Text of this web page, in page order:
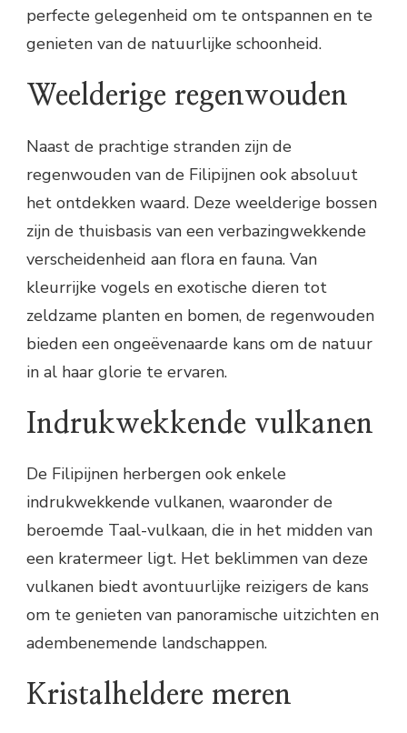
perfecte gelegenheid om te ontspannen en te
genieten van de natuurlijke schoonheid.
Weelderige regenwouden
Naast de prachtige stranden zijn de
regenwouden van de Filipijnen ook absoluut
het ontdekken waard. Deze weelderige bossen
zijn de thuisbasis van een verbazingwekkende
verscheidenheid aan flora en fauna. Van
kleurrijke vogels en exotische dieren tot
zeldzame planten en bomen, de regenwouden
bieden een ongeëvenaarde kans om de natuur
in al haar glorie te ervaren.
Indrukwekkende vulkanen
De Filipijnen herbergen ook enkele
indrukwekkende vulkanen, waaronder de
beroemde Taal-vulkaan, die in het midden van
een kratermeer ligt. Het beklimmen van deze
vulkanen biedt avontuurlijke reizigers de kans
om te genieten van panoramische uitzichten en
adembenemende landschappen.
Kristalheldere meren